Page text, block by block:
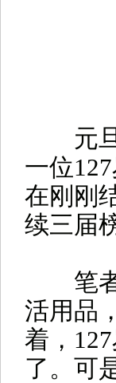
元旦
一位
在刚刚
续三届
笔者
活用品
着，
了。可